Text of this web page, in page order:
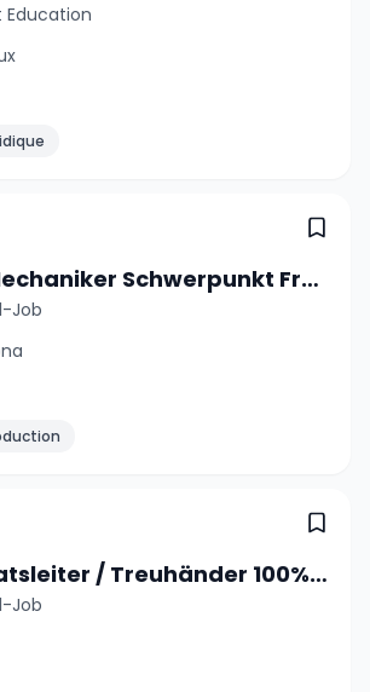
CNC Mechaniker Schwerpunkt Fräsen 100% (m/w/d)
Job
Mandatsleiter / Treuhänder 100% (m/w/d)
Job